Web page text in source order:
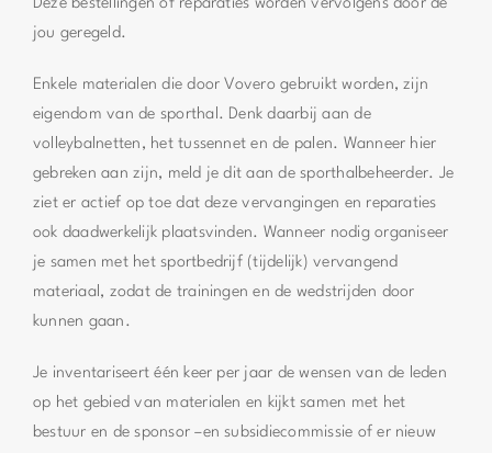
Deze bestellingen of reparaties worden vervolgens door de
jou geregeld.
Enkele materialen die door Vovero gebruikt worden, zijn
eigendom van de sporthal. Denk daarbij aan de
volleybalnetten, het tussennet en de palen. Wanneer hier
gebreken aan zijn, meld je dit aan de sporthalbeheerder. Je
ziet er actief op toe dat deze vervangingen en reparaties
ook daadwerkelijk plaatsvinden. Wanneer nodig organiseer
je samen met het sportbedrijf (tijdelijk) vervangend
materiaal, zodat de trainingen en de wedstrijden door
kunnen gaan.
Je inventariseert één keer per jaar de wensen van de leden
op het gebied van materialen en kijkt samen met het
bestuur en de sponsor –en subsidiecommissie of er nieuw